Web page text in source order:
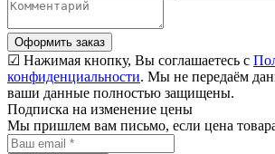
Оформить заказ
☑ Нажимая кнопку, Вы соглашаетесь с
конфиденциальности. Мы не передаём
ваши данные полностью защищены.
Подписка на изменение цены
Мы пришлем вам письмо, если цена